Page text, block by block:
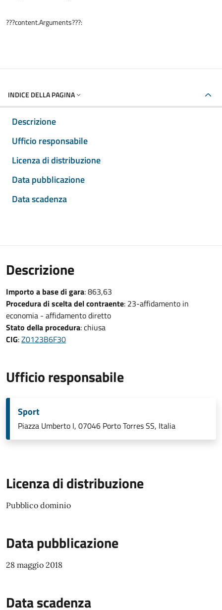
???content.Arguments???:
INDICE DELLA PAGINA
Descrizione
Ufficio responsabile
Licenza di distribuzione
Data pubblicazione
Data scadenza
Descrizione
Importo a base di gara: 863,63
Procedura di scelta del contraente: 23-affidamento in
economia - affidamento diretto
Stato della procedura: chiusa
CIG:Z0123B6F30
Ufficio responsabile
Sport
Piazza Umberto I, 07046 Porto Torres SS, Italia
Licenza di distribuzione
Pubblico dominio
Data pubblicazione
28 maggio 2018
Data scadenza